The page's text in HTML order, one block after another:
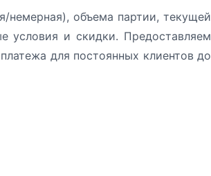
немерная), объема партии, текущей
условия и скидки. Предоставляем
для постоянных клиентов до